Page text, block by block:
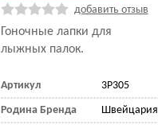
добавить отзыв
Гоночные лапки для
лыжных палок.
Артикул 3P305
Родина Бренда Швейцария